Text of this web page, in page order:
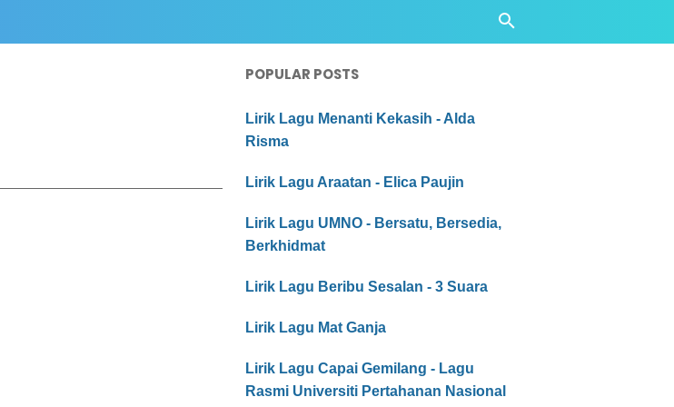
POPULAR POSTS
Lirik Lagu Menanti Kekasih - Alda
Risma
Lirik Lagu Araatan - Elica Paujin
Lirik Lagu UMNO - Bersatu, Bersedia,
Berkhidmat
Lirik Lagu Beribu Sesalan - 3 Suara
Lirik Lagu Mat Ganja
Lirik Lagu Capai Gemilang - Lagu
Rasmi Universiti Pertahanan Nasional